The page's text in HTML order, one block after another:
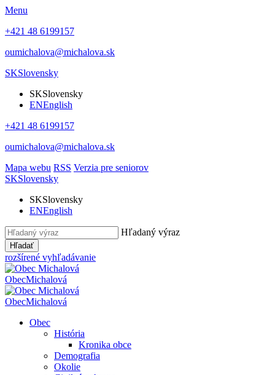
Menu
+421 48 6199157
oumichalova@michalova.sk
SKSlovensky
SKSlovensky
ENEnglish
+421 48 6199157
oumichalova@michalova.sk
Mapa webu RSS Verzia pre seniorov
SKSlovensky
SKSlovensky
ENEnglish
Hľadaný výraz
Hľadať
rozšírené vyhľadávanie
ObecMichalová
ObecMichalová
Obec
História
Kronika obce
Demografia
Okolie